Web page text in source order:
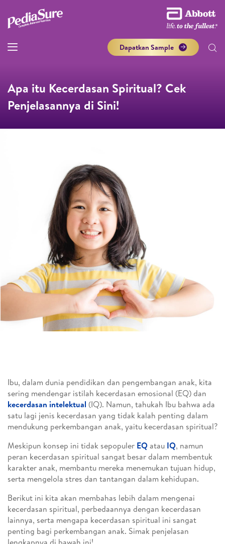
Dapatkan Sample
Apa itu Kecerdasan Spiritual? Cek
Penjelasannya di Sini!
Ibu, dalam dunia pendidikan dan pengembangan anak, kita
sering mendengar istilah kecerdasan emosional (EQ) dan
kecerdasan intelektual (IQ). Namun, tahukah Ibu bahwa ada
satu lagi jenis kecerdasan yang tidak kalah penting dalam
mendukung perkembangan anak, yaitu kecerdasan spiritual?
Meskipun konsep ini tidak sepopuler EQatau IQ, namun
peran kecerdasan spiritual sangat besar dalam membentuk
karakter anak, membantu mereka menemukan tujuan hidup,
serta mengelola stres dan tantangan dalam kehidupan.
Berikut ini kita akan membahas lebih dalam mengenai
kecerdasan spiritual, perbedaannya dengan kecerdasan
lainnya, serta mengapa kecerdasan spiritual ini sangat
penting bagi perkembangan anak. Simak penjelasan